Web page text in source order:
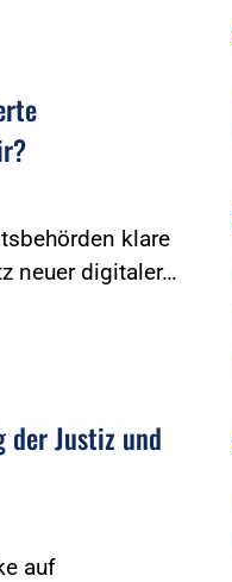
klare
neuer digitaler…
der Justiz und
auf